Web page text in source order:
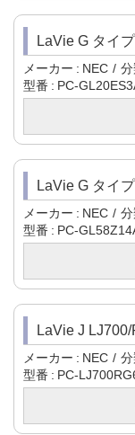
LaVie G タイ
メーカー NEC
型番
PC-
LaVie G タイ
メーカー NEC
型番
PC-
LaVie J
メーカー NEC
型番
PC-